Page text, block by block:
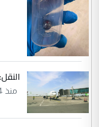
النقل:
منذ 4 ساعة